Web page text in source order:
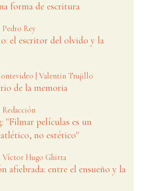
forma de escritura
Rey
el escritor del olvido y la
| Valentin Trujillo
de la memoria
"Filmar películas es un
no estético"
Víctor Hugo Ghitta
afiebrada: entre el ensueño y la